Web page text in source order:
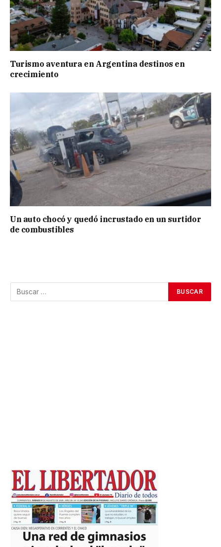
Turismo aventura en Argentina destinos en
crecimiento
Un auto chocó y quedó incrustado en un surtidor
de combustibles